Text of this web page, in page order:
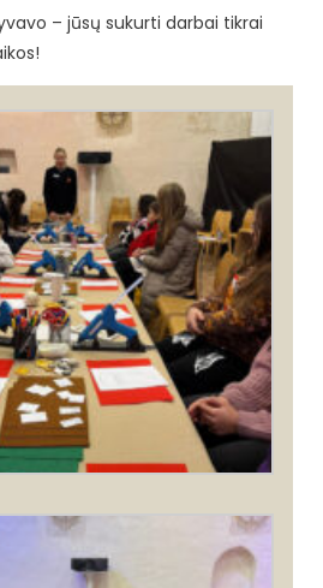
– jūsų sukurti darbai tikrai